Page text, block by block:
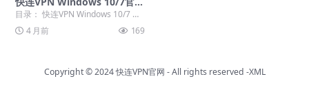
下载：老系统适配版本选择
目录： 快连VPN Windows 10/7 官
方下载指南 如何找到官方下载页
面...4 月前 169
Copyright © 2024快连VPN官网 - All rights reserved -XML